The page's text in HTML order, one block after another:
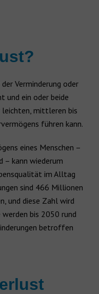
Verminderung oder
und ein oder beide
leichten, mittleren bis
führen kann.
eines Menschen –
– kann wiederum
im Alltag
sind 466 Millionen
und diese Zahl wird
bis 2050 rund
betroffen